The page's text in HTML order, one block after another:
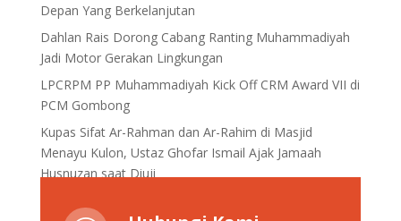
Depan Yang Berkelanjutan
Dahlan Rais Dorong Cabang Ranting Muhammadiyah
Jadi Motor Gerakan Lingkungan
LPCRPM PP Muhammadiyah Kick Off CRM Award VII di
PCM Gombong
Kupas Sifat Ar-Rahman dan Ar-Rahim di Masjid
Menayu Kulon, Ustaz Ghofar Ismail Ajak Jamaah
Husnuzan saat Diuji